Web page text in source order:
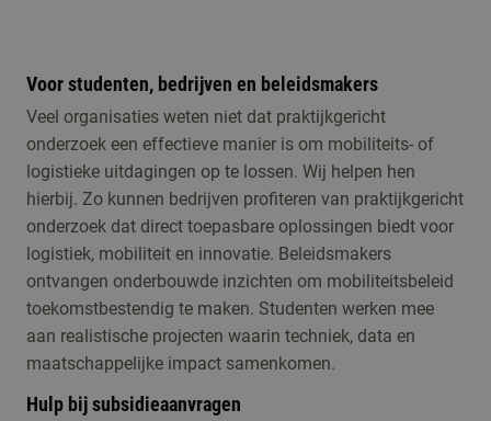
Voor studenten, bedrijven en beleidsmakers
Veel organisaties weten niet dat praktijkgericht
onderzoek een effectieve manier is om mobiliteits- of
logistieke uitdagingen op te lossen. Wij helpen hen
hierbij. Zo kunnen bedrijven profiteren van praktijkgericht
onderzoek dat direct toepasbare oplossingen biedt voor
logistiek, mobiliteit en innovatie. Beleidsmakers
ontvangen onderbouwde inzichten om mobiliteitsbeleid
toekomstbestendig te maken. Studenten werken mee
aan realistische projecten waarin techniek, data en
maatschappelijke impact samenkomen.
Hulp bij subsidieaanvragen